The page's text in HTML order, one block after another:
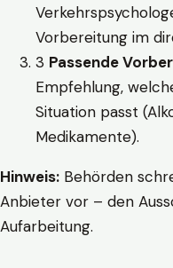
Vorbereitung im
3 Passende
Empfehlung,
Situation passt
Medikamente).
Hinweis: Behörden
Anbieter vor – den
Aufarbeitung.